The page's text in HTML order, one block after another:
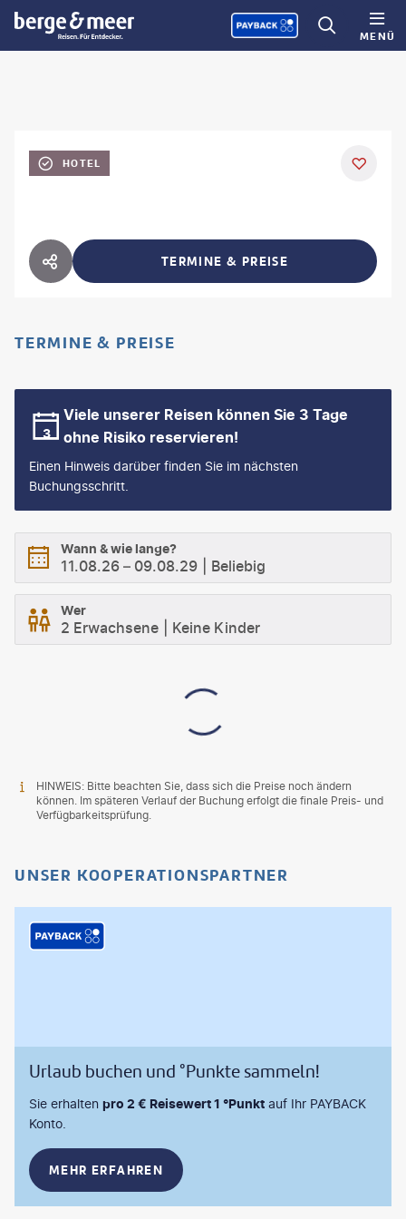
MENÜ
HOTEL
HOTEL TEILEN TERMINE & PREISE
TERMINE & PREISE
Viele unserer Reisen können Sie 3 Tage
ohne Risiko reservieren!
Einen Hinweis darüber finden Sie im nächsten
Buchungsschritt.
Wann & wie lange?
11.08.26 – 09.08.29 Beliebig
Wer
2 Erwachsene Keine Kinder
HINWEIS: Bitte beachten Sie, dass sich die Preise noch ändern
können. Im späteren Verlauf der Buchung erfolgt die finale Preis- und
Verfügbarkeitsprüfung.
UNSER KOOPERATIONSPARTNER
Urlaub buchen und °Punkte sammeln!
Sie erhalten pro 2 € Reisewert 1 °Punkt auf Ihr PAYBACK
Konto.
MEHR ERFAHREN